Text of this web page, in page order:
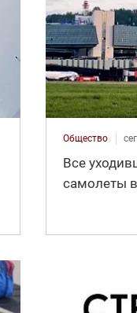
Общество
Все
самолеты